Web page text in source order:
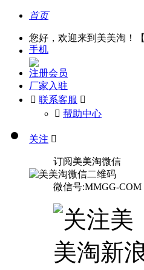
首页
您好，欢迎来到美美淘！【
手机
注册会员
厂家入驻
 联系客服 
󰅃 帮助中心
关注 
订阅美美淘微信
微信号:MMGG-COM